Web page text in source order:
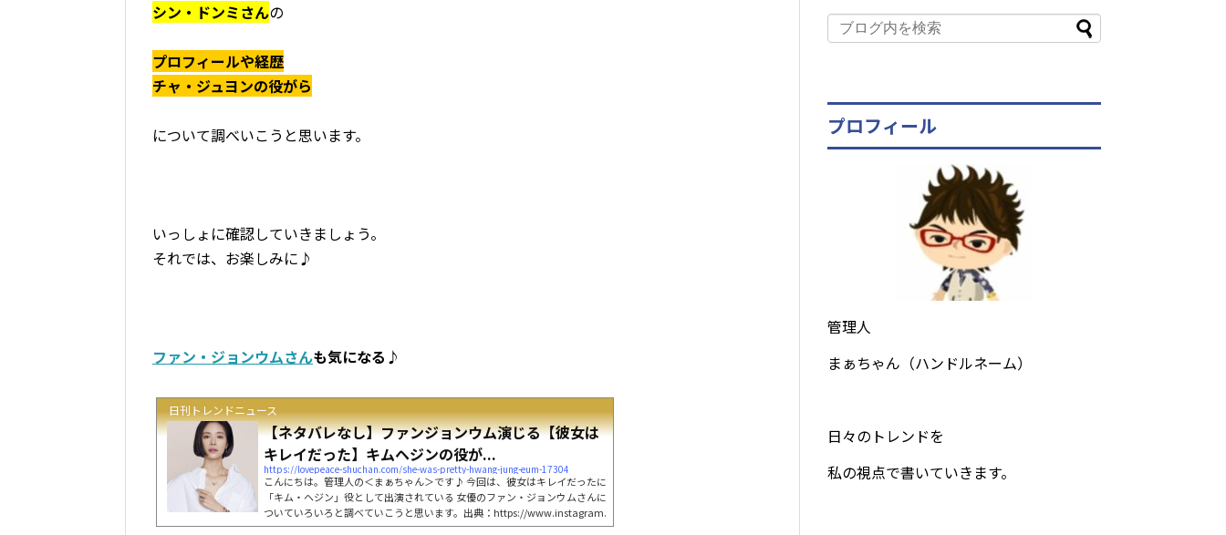
シン・ドンミさんの
プロフィールや経歴
チャ・ジュヨンの役がら
について調べいこうと思います。
いっしょに確認していきましょう。
それでは、お楽しみに♪
ファン・ジョンウムさんも気になる♪
日刊トレンドニュース
【ネタバレなし】ファンジョンウム演じる【彼女は
キレイだった】キムヘジンの役が...
https://lovepeace-shuchan.com/she-was-pretty-hwang-jung-eum-17304
こんにちは。管理人の＜まぁちゃん＞です♪ 今回は、彼女はキレイだったに
「キム・ヘジン」役として出演されている 女優のファン・ジョンウムさんに
ついていろいろと調べていこうと思います。出典：https://www.instagram.
com ファン・ジョンウムさんはもともとガールズグループ出身で、 現在は
プロフィール
管理人
まぁちゃん（ハンドルネーム）
日々のトレンドを
私の視点で書いていきます。